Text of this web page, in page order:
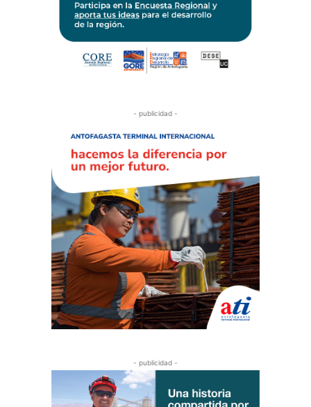
- publicidad -
- publicidad -